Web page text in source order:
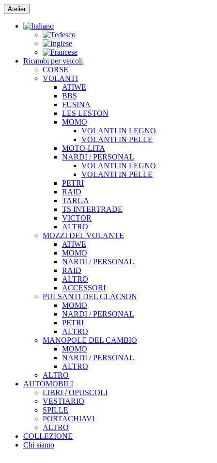
Vai
al
contenuto
Atelier
Ricambi per veicoli
CORSE
VOLANTI
ATIWE
BBS
FUSINA
LES LESTON
MOMO
VOLANTI IN LEGNO
VOLANTI IN PELLE
MOTO-LITA
NARDI / PERSONAL
VOLANTI IN LEGNO
VOLANTI IN PELLE
PETRI
RAID
TARGA
TS INTERTRADE
VICTOR
ALTRO
MOZZI DEL VOLANTE
ATIWE
MOMO
NARDI / PERSONAL
RAID
ALTRO
ACCESSORI
PULSANTI DEL CLACSON
MOMO
NARDI / PERSONAL
PETRI
ALTRO
MANOPOLE DEL CAMBIO
MOMO
NARDI / PERSONAL
ALTRO
ALTRO
AUTOMOBILI
LIBRI / OPUSCOLI
VESTIARIO
SPILLE
PORTACHIAVI
ALTRO
COLLEZIONE
Chi siamo